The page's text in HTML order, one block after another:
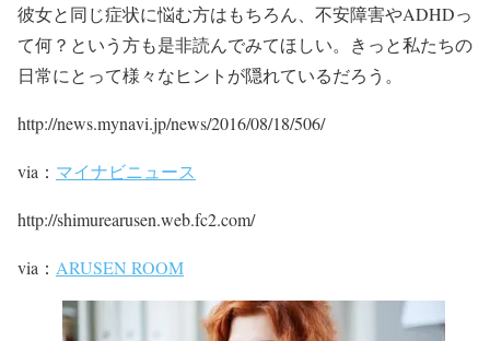
彼女と同じ症状に悩む方はもちろん、不安障害やADHDっ
て何？という方も是非読んでみてほしい。きっと私たちの
日常にとって様々なヒントが隠れているだろう。
http://news.mynavi.jp/news/2016/08/18/506/
via： マイナビニュース
http://shimurearusen.web.fc2.com/
via： ARUSEN ROOM